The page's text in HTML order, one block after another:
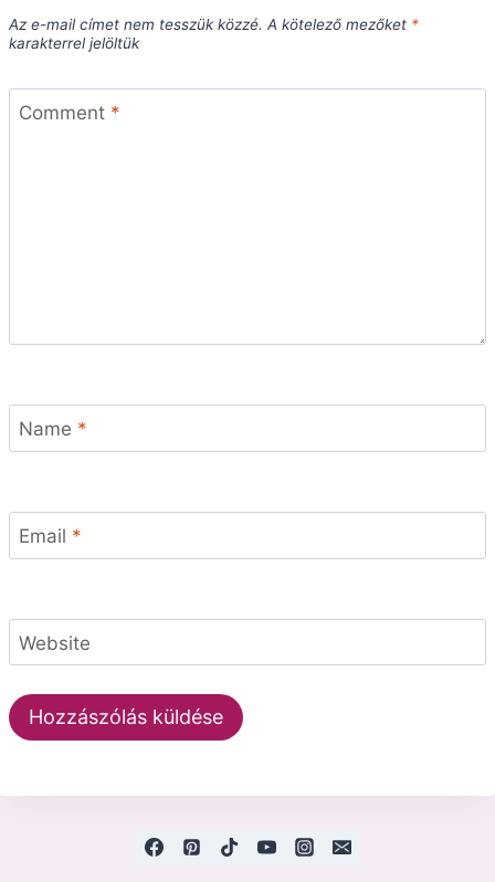
Az e-mail címet nem tesszük közzé. A kötelező mezőket *
karakterrel jelöltük
Comment *
Name *
Email *
Website